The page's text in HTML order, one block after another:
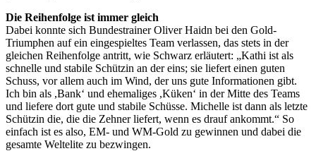
Die Reihenfolge ist immer gleich
Dabei konnte sich Bundestrainer Oliver Haidn bei den Gold-
Triumphen auf ein eingespieltes Team verlassen, das stets in der
gleichen Reihenfolge antritt, wie Schwarz erläutert: „Kathi ist als
schnelle und stabile Schützin an der eins; sie liefert einen guten
Schuss, vor allem auch im Wind, der uns gute Informationen gibt.
Ich bin als ,Bank‘ und ehemaliges ,Küken‘ in der Mitte des Teams
und liefere dort gute und stabile Schüsse. Michelle ist dann als letzte
Schützin die, die die Zehner liefert, wenn es drauf ankommt.“ So
einfach ist es also, EM- und WM-Gold zu gewinnen und dabei die
gesamte Weltelite zu bezwingen.